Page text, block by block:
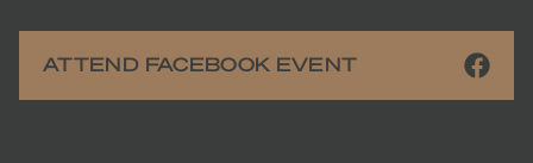
ATTEND FACEBOOK EVENT